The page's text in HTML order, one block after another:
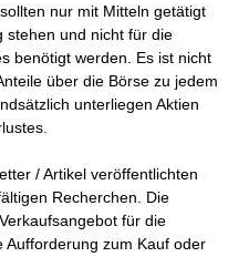
nur mit Mitteln getätigt
stehen und nicht für die
benötigt werden. Es ist nicht
über die Börse zu jedem
unterliegen Aktien
/ Artikel veröffentlichten
Recherchen. Die
für die
Aufforderung zum Kauf oder